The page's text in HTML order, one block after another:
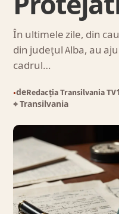
În ultimele zile, din
din judeţul Alba, au
cadrul…
●deRedacția Transilvania TV
⌖ Transilvania